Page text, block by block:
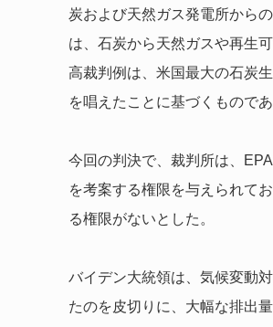
炭および天然ガス発電所から
は、石炭から天然ガスや再生
高裁判例は、米国最大の石炭
を唱えたことに基づくものであ
今回の判決で、裁判所は、
を考案する権限を与えられて
る権限がないとした。
バイデン大統領は、気候変動
たのを皮切りに、大幅な排出